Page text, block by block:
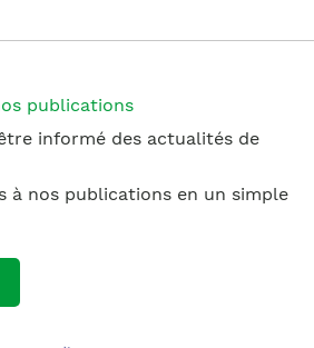
publications
informé des actualités de
à nos publications en un simple